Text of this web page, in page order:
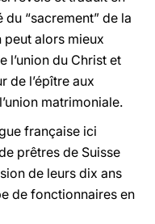
du “sacrement” de la
peut alors mieux
l’union du Christ et
de l’épître aux
matrimoniale.
française ici
prêtres de Suisse
de leurs dix ans
de fonctionnaires en